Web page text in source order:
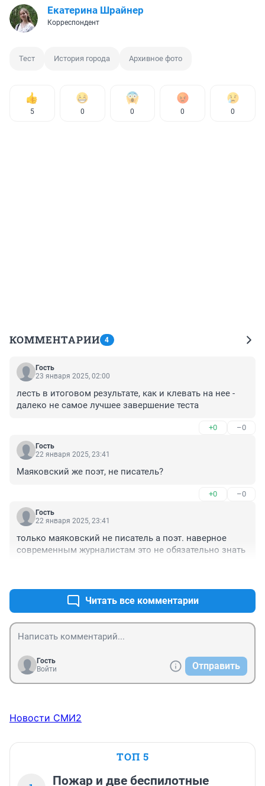
Екатерина Шрайнер
Корреспондент
Тест История города Архивное фото
5 0 0 0 0
КОММЕНТАРИИ 4
Гость
23 января 2025, 02:00
лесть в итоговом результате, как и клевать на нее -
далеко не самое лучшее завершение теста
+0 –0
Гость
22 января 2025, 23:41
Маяковский же поэт, не писатель?
+0 –0
Гость
22 января 2025, 23:41
только маяковский не писатель а поэт. наверное
современным журналистам это не обязательно знать
Читать все комментарии
Гость
Войти
Отправить
Новости СМИ2
ТОП 5
Пожар и две беспилотные